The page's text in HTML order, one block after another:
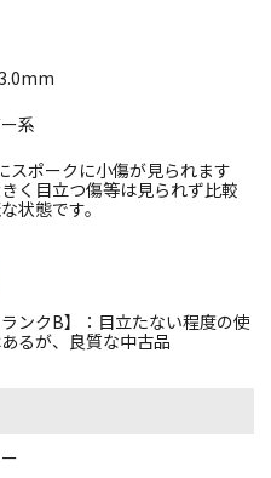
系
スポークに小傷が見られます
く目立つ傷等は見られず比較
状態です。
ランクB】：目立たない程度の使
るが、良質な中古品